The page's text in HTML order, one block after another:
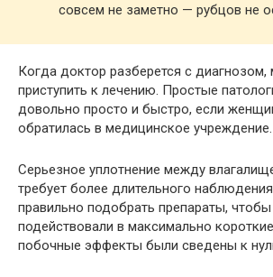
совсем не заметно — рубцов не
Когда доктор разберется с
приступить к лечению. Простые
довольно просто и быстро, если
обратилась в медицинское учреждение.
Серьезное уплотнение между
требует более длительного
правильно подобрать препараты,
подействовали в максимально
побочные эффекты были сведены к